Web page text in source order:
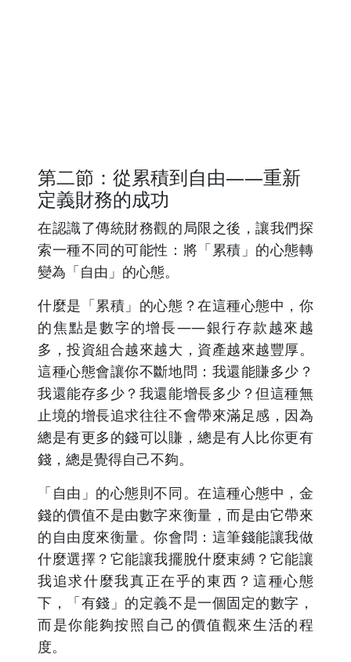
第二節：從累積到自由——重新
定義財務的成功
在認識了傳統財務觀的局限之後，讓我們探
索一種不同的可能性：將「累積」的心態轉
變為「自由」的心態。
什麼是「累積」的心態？在這種心態中，你
的焦點是數字的增長——銀行存款越來越
多，投資組合越來越大，資產越來越豐厚。
這種心態會讓你不斷地問：我還能賺多少？
我還能存多少？我還能增長多少？但這種無
止境的增長追求往往不會帶來滿足感，因為
總是有更多的錢可以賺，總是有人比你更有
錢，總是覺得自己不夠。
「自由」的心態則不同。在這種心態中，金
錢的價值不是由數字來衡量，而是由它帶來
的自由度來衡量。你會問：這筆錢能讓我做
什麼選擇？它能讓我擺脫什麼束縛？它能讓
我追求什麼我真正在乎的東西？這種心態
下，「有錢」的定義不是一個固定的數字，
而是你能夠按照自己的價值觀來生活的程
度。